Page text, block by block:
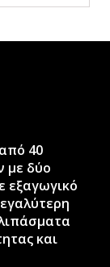
40
με δύο
εξαγωγικό
και